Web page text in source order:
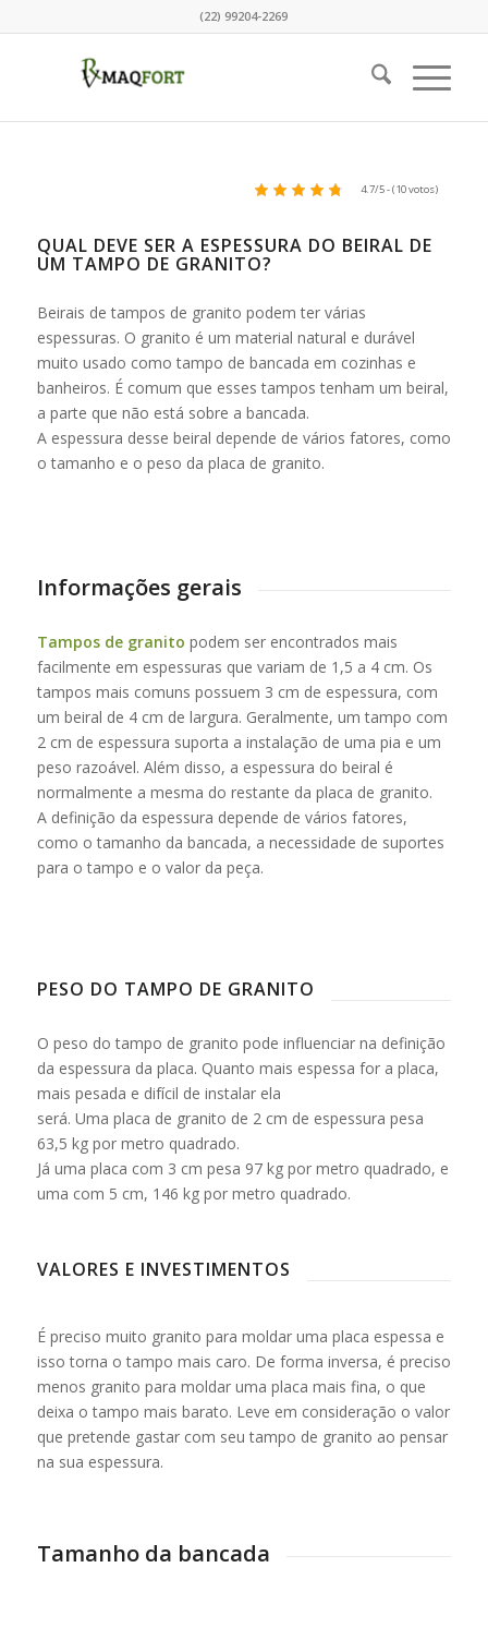
(22) 99204-2269
4.7/5 - (10 votos)
QUAL DEVE SER A ESPESSURA DO BEIRAL DE
UM TAMPO DE GRANITO?
Beirais de tampos de granito podem ter várias
espessuras. O granito é um material natural e durável
muito usado como tampo de bancada em cozinhas e
banheiros. É comum que esses tampos tenham um beiral,
a parte que não está sobre a bancada.
A espessura desse beiral depende de vários fatores, como
o tamanho e o peso da placa de granito.
Informações gerais
Tampos de granito podem ser encontrados mais
facilmente em espessuras que variam de 1,5 a 4 cm. Os
tampos mais comuns possuem 3 cm de espessura, com
um beiral de 4 cm de largura. Geralmente, um tampo com
2 cm de espessura suporta a instalação de uma pia e um
peso razoável. Além disso, a espessura do beiral é
normalmente a mesma do restante da placa de granito.
A definição da espessura depende de vários fatores,
como o tamanho da bancada, a necessidade de suportes
para o tampo e o valor da peça.
PESO DO TAMPO DE GRANITO
O peso do tampo de granito pode influenciar na definição
da espessura da placa. Quanto mais espessa for a placa,
mais pesada e difícil de instalar ela
será. Uma placa de granito de 2 cm de espessura pesa
63,5 kg por metro quadrado.
Já uma placa com 3 cm pesa 97 kg por metro quadrado, e
uma com 5 cm, 146 kg por metro quadrado.
VALORES E INVESTIMENTOS
É preciso muito granito para moldar uma placa espessa e
isso torna o tampo mais caro. De forma inversa, é preciso
menos granito para moldar uma placa mais fina, o que
deixa o tampo mais barato. Leve em consideração o valor
que pretende gastar com seu tampo de granito ao pensar
na sua espessura.
Tamanho da bancada